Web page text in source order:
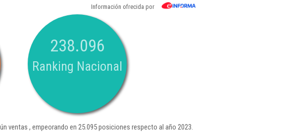
Información ofrecida por
238.096
Ranking Nacional
ventas , empeorando en 25.095 posiciones respecto al año 2023.